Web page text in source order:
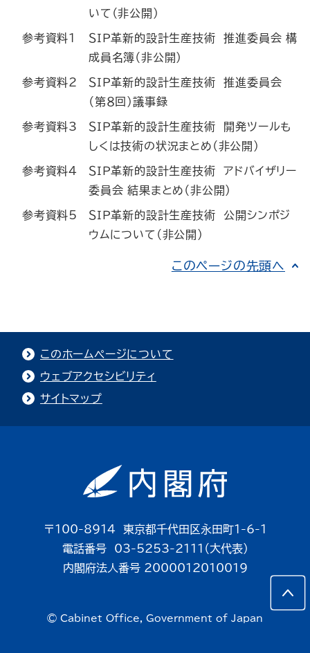
いて（非公開）
参考資料1
ＳＩＰ革新的設計生産技術 推進委員会 構
成員名簿（非公開）
参考資料2
ＳＩＰ革新的設計生産技術 推進委員会
（第８回）議事録
参考資料3
ＳＩＰ革新的設計生産技術 開発ツールも
しくは技術の状況まとめ（非公開）
参考資料4
ＳＩＰ革新的設計生産技術 アドバイザリー
委員会 結果まとめ（非公開）
参考資料5
ＳＩＰ革新的設計生産技術 公開シンポジ
ウムについて（非公開）
このページの先頭へ
このホームページについて
ウェブアクセシビリティ
サイトマップ
〒100-8914 東京都千代田区永田町1-6-1
電話番号 03-5253-2111（大代表）
内閣府法人番号 2000012010019
© Cabinet Office, Government of Japan